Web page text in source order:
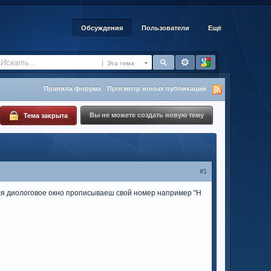
Обсуждения Пользователи Ещё
Эта тема
Правила форума Просмотр новых публикаций
Вы не можете создать новую тему
Тема закрыта
#1
диологовое окно прописываеш свой номер например "Н